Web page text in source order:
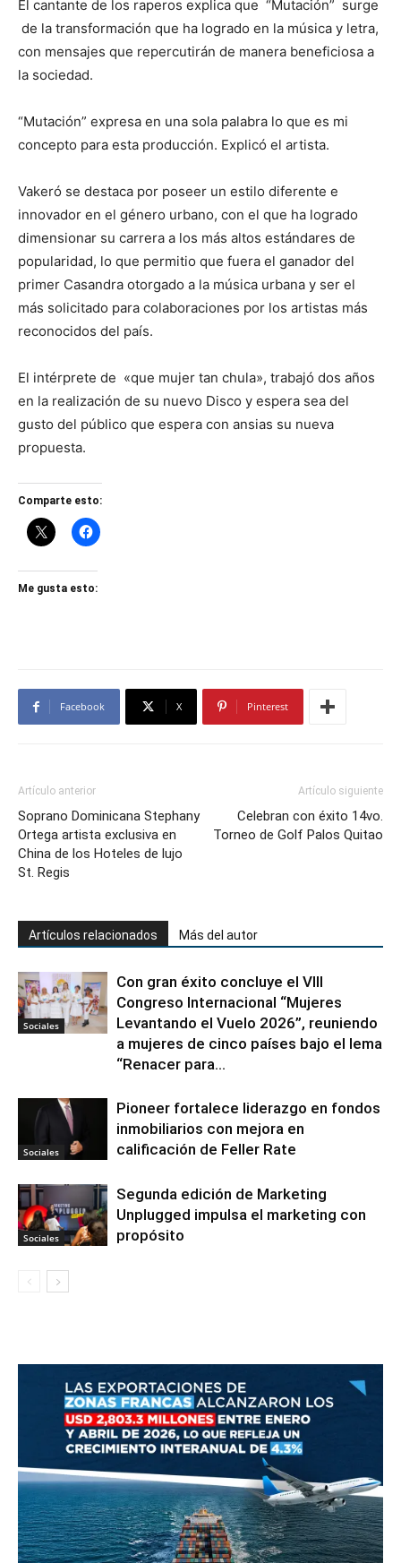
El cantante de los raperos explica que “Mutación” surge
de la transformación que ha logrado en la música y letra,
con mensajes que repercutirán de manera beneficiosa a
la sociedad.
“Mutación” expresa en una sola palabra lo que es mi
concepto para esta producción. Explicó el artista.
Vakeró se destaca por poseer un estilo diferente e
innovador en el género urbano, con el que ha logrado
dimensionar su carrera a los más altos estándares de
popularidad, lo que permitio que fuera el ganador del
primer Casandra otorgado a la música urbana y ser el
más solicitado para colaboraciones por los artistas más
reconocidos del país.
El intérprete de «que mujer tan chula», trabajó dos años
en la realización de su nuevo Disco y espera sea del
gusto del público que espera con ansias su nueva
propuesta.
Comparte esto:
Me gusta esto:
Facebook X Pinterest
Artículo anterior
Soprano Dominicana Stephany
Ortega artista exclusiva en
China de los Hoteles de lujo
St. Regis
Artículo siguiente
Celebran con éxito 14vo.
Torneo de Golf Palos Quitao
Artículos relacionados Más del autor
Sociales
Con gran éxito concluye el VIII
Congreso Internacional “Mujeres
Levantando el Vuelo 2026”, reuniendo
a mujeres de cinco países bajo el lema
“Renacer para...
Sociales
Pioneer fortalece liderazgo en fondos
inmobiliarios con mejora en
calificación de Feller Rate
Sociales
Segunda edición de Marketing
Unplugged impulsa el marketing con
propósito